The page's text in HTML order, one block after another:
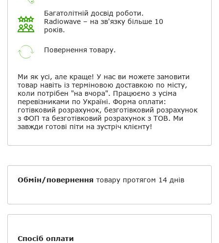
Багатолітній досвід роботи.
Radiowave – на зв'язку більше 10
років.
Повернення товару.
Ми як усі, але краще! У нас ви можете замовити
товар навіть із терміновою доставкою по місту,
коли потрібен "на вчора". Працюємо з усіма
перевізниками по Україні. Форма оплати:
готівковий розрахунок, безготівковий розрахунок
з ФОП та безготівковий розрахунок з ТОВ. Ми
завжди готові піти на зустріч клієнту!
Обмін/повернення товару протягом 14 днів
Спосіб оплати